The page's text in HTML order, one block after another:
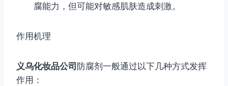
腐能力，但可能对敏感肌肤造成刺激。
作用机理
义乌化妆品公司 防腐剂一般通过以下几种方式发挥
作用：